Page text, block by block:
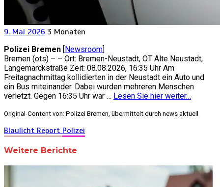
9. Mai 2026 3 Monaten
Polizei Bremen [Newsroom]
Bremen (ots) – – Ort: Bremen-Neustadt, OT Alte Neustadt,
Langemarckstraße Zeit: 08.08.2026, 16:35 Uhr Am
Freitagnachmittag kollidierten in der Neustadt ein Auto und
ein Bus miteinander. Dabei wurden mehreren Menschen
verletzt. Gegen 16:35 Uhr war … Lesen Sie hier weiter…
Original-Content von: Polizei Bremen, übermittelt durch news aktuell
Blaulicht Report Polizei
Weitere Berichte